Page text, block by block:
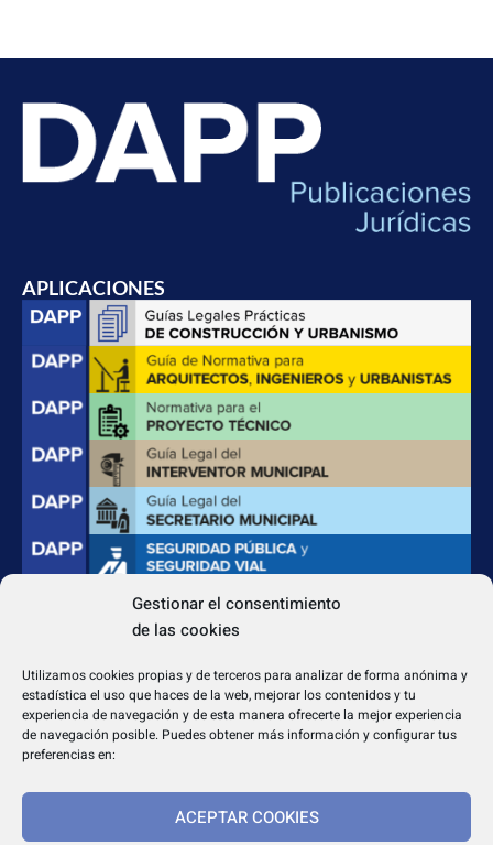
Gestionar el consentimiento
de las cookies
Utilizamos cookies propias y de terceros para analizar de forma anónima y
estadística el uso que haces de la web, mejorar los contenidos y tu
experiencia de navegación y de esta manera ofrecerte la mejor experiencia
de navegación posible. Puedes obtener más información y configurar tus
preferencias en:
ACEPTAR COOKIES
APLICACIONES
dapp@dappeditorial.es
TEXTOS LEGALES